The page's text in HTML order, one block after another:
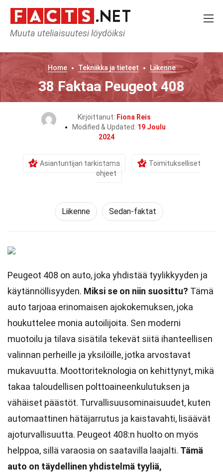
Muuta uteliaisuutesi löydöiksi
Home Tekniikka ja tieteet Liikenne
38 Faktaa Peugeot 408
Kirjoittanut: Fiona Reis
Modified & Updated: 19 Joulu
2024
Asiantuntijan tarkistama
Toimitukselliset
ohjeet
Liikenne Sedan-faktat
Peugeot 408 on auto, joka yhdistää tyylikkyyden ja
käytännöllisyyden. Miksi se on niin suosittu? Tämä
auto tarjoaa erinomaisen ajokokemuksen, joka
houkuttelee monia autoilijoita. Sen moderni
muotoilu ja tilava sisätila tekevät siitä ihanteellisen
valinnan perheille ja yksilöille, jotka arvostavat
mukavuutta. Moottoriteknologia on kehittynyt, mikä
takaa taloudellisen polttoaineenkulutuksen ja
vähäiset päästöt. Turvallisuusominaisuudet, kuten
automaattinen hätäjarrutus ja kaistavahti, lisäävät
ajoturvallisuutta. Peugeot 408:n huolto on myös
helppoa, sillä varaosia on saatavilla laajalti. Tämä
auto on täydellinen yhdistelmä tyyliä,